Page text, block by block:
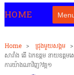
HOME
Home > ជ្រុងមួយសង្គម >
សារាំង តើ ឯកឧត្តម នាយឧត្តម
ការយ៉ាងណាវិញ?វគ្គ១